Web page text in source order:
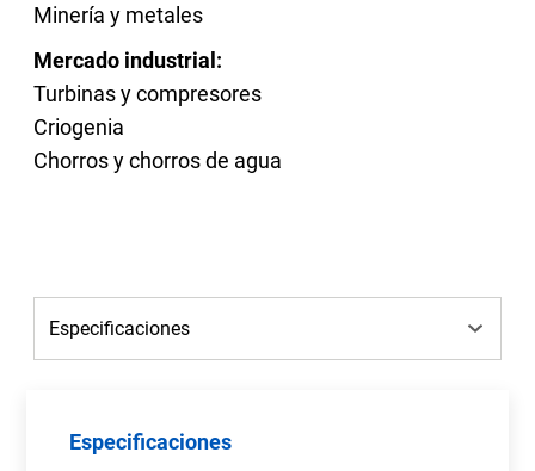
Minería y metales
Mercado industrial:
Turbinas y compresores
Criogenia
Chorros y chorros de agua
Especificaciones